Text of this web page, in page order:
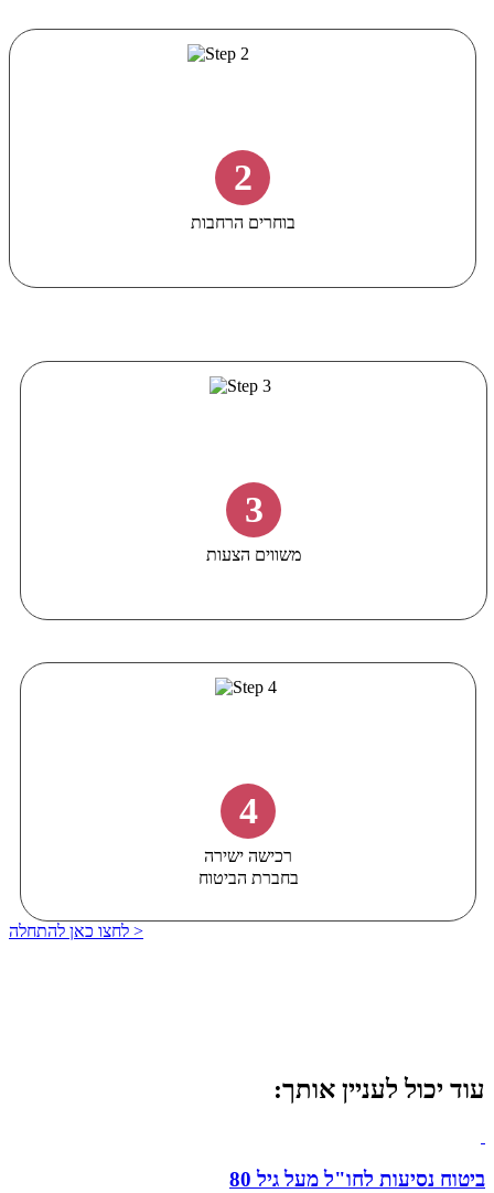
2
בוחרים הרחבות
3
משווים הצעות
4
רכישה ישירה
בחברת הביטוח
לחצו כאן להתחלה >
עוד יכול לעניין אותך:
ביטוח נסיעות לחו"ל מעל גיל 80